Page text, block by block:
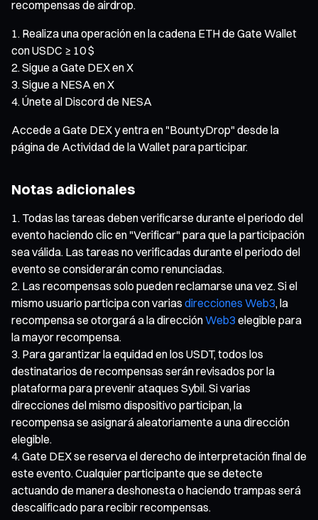
recompensas de airdrop.
Realiza una operación en la cadena ETH de Gate Wallet
con USDC ≥ 10 $
Sigue a Gate DEX en X
Sigue a NESA en X
Únete al Discord de NESA
Accede a Gate DEX y entra en "BountyDrop" desde la
página de Actividad de la Wallet para participar.
Notas adicionales
Todas las tareas deben verificarse durante el periodo del
evento haciendo clic en "Verificar" para que la participación
sea válida. Las tareas no verificadas durante el periodo del
evento se considerarán como renunciadas.
Las recompensas solo pueden reclamarse una vez. Si el
mismo usuario participa con varias direcciones Web3, la
recompensa se otorgará a la direcciónWeb3 elegible para
la mayor recompensa.
Para garantizar la equidad en los USDT, todos los
destinatarios de recompensas serán revisados por la
plataforma para prevenir ataques Sybil. Si varias
direcciones del mismo dispositivo participan, la
recompensa se asignará aleatoriamente a una dirección
elegible.
Gate DEX se reserva el derecho de interpretación final de
este evento. Cualquier participante que se detecte
actuando de manera deshonesta o haciendo trampas será
descalificado para recibir recompensas.